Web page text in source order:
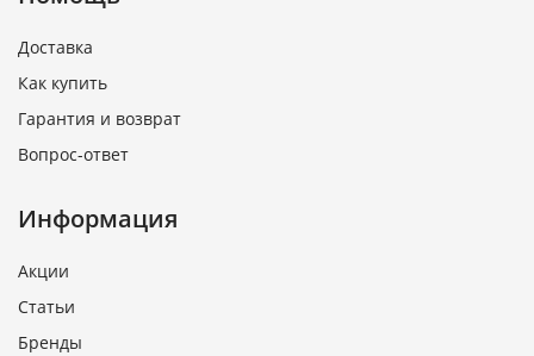
Доставка
Как купить
Гарантия и возврат
Вопрос-ответ
Информация
Акции
Статьи
Бренды